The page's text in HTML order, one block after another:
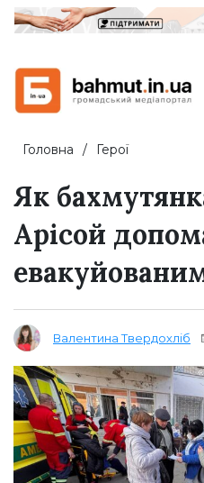
Головна Герої
Як
Арісой
Валентина Твердохліб